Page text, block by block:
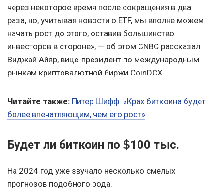
через некоторое время после сокращения в два
раза, но, учитывая новости о ETF, мы вполне можем
начать рост до этого, оставив большинство
инвесторов в стороне», — об этом CNBC рассказал
Виджай Айяр, вице-президент по международным
рынкам криптовалютной биржи CoinDCX.
Читайте также: Питер Шифф: «Крах биткоина будет
более впечатляющим, чем его рост»
Будет ли биткоин по $100 тыс.
На 2024 год уже звучало несколько смелых
прогнозов подобного рода.